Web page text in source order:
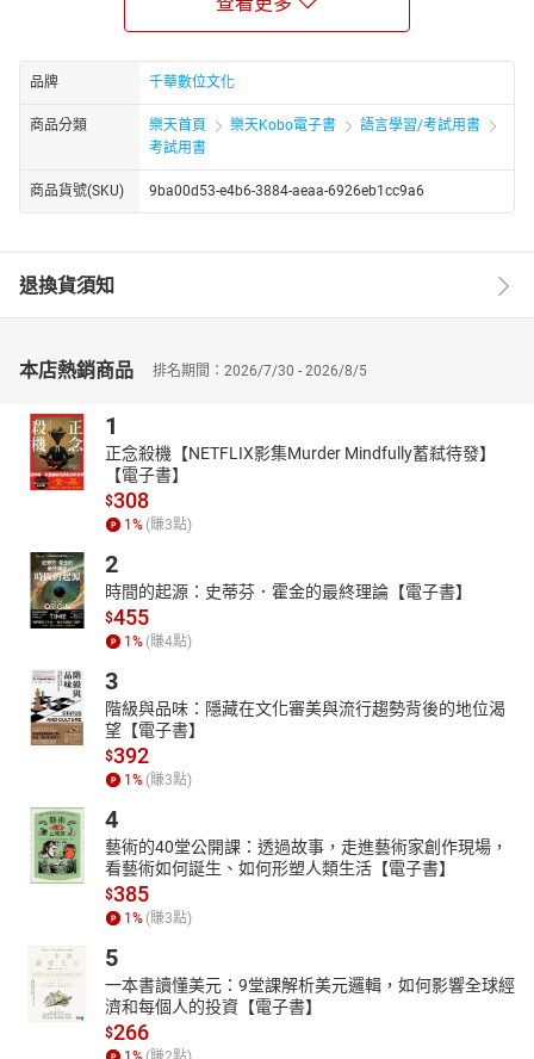
第二部分將各種題目主題式分類，利用大量的題型練習讓考生能清
楚知道自己對於何種主題的題型較無把握，進而加強此主題的練
習。
第三部分並整合全部範圍，仿照實際考試模擬出題，建議考生練習
時也當作模擬考試來作答，相信上考場時必能有相當的收益。
◎收錄共1360題，不用死記也能拿高分
品牌 千華數位文化
商品分類 樂天首頁 樂天Kobo電子書
語言學習/考試用書
考試用書
商品貨號(SKU) 9ba00d53-e4b6-3884-aeaa-6926eb1cc9a6
退換貨須知
本店熱銷商品 排名期間：2026/7/30 - 2026/8/5
1
正念殺機【NETFLIX影集Murder Mindfully蓄弒待發】
【電子書】
$308
1 % (賺3點)
2
時間的起源：史蒂芬．霍金的最終理論【電子書】
$455
1 % (賺4點)
3
階級與品味：隱藏在文化審美與流行趨勢背後的地位渴
望【電子書】
$392
1 % (賺3點)
4
藝術的40堂公開課：透過故事，走進藝術家創作現場，
看藝術如何誕生、如何形塑人類生活【電子書】
$385
1 % (賺3點)
5
一本書讀懂美元：9堂課解析美元邏輯，如何影響全球經
濟和每個人的投資【電子書】
$266